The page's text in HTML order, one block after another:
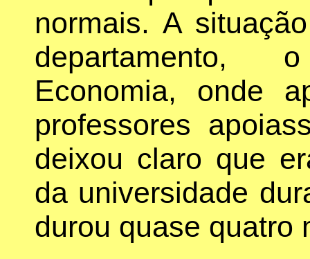
normais. A
departamento,
Economia, onde
professores
deixou claro que
da universidade
durou quase quatro